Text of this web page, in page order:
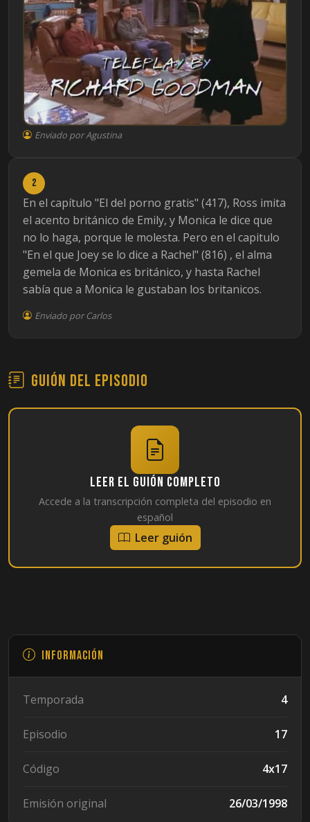
Enviado por Agustina
2
En el capítulo "El del porno gratis" (417), Ross imita
el acento británico de Emily, y Monica le dice que
no lo haga, porque le molesta. Pero en el capitulo
"En el que Joey se lo dice a Rachel" (816) , el alma
gemela de Monica es británico, y hasta Rachel
sabía que a Monica le gustaban los britanicos.
Enviado por Carlos
Guión del episodio
Leer el guión completo
Accede a la transcripción completa del episodio en
español
Leer guión
Información
Temporada 4
Episodio 17
Código 4x17
Emisión original 26/03/1998